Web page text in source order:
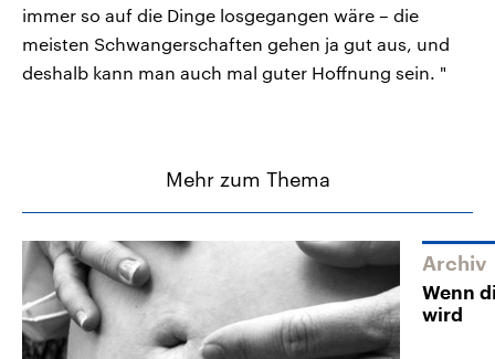
immer so auf die Dinge losgegangen wäre – die
meisten Schwangerschaften gehen ja gut aus, und
deshalb kann man auch mal guter Hoffnung sein. "
Mehr zum Thema
Archiv
Wenn
wird